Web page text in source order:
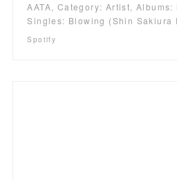
AATA, Category: Artist, Albums:
Singles: Blowing (Shin Sakiura
Spotify